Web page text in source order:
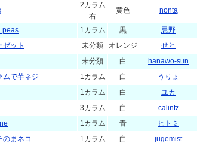
2カラム
右
黄色 nonta
peas 1カラム 黒 忌野
ゼット 未分類 オレンジ せと
未分類 白 hanawo-sun
ムで芋ネジ 1カラム 白 うりょ
1カラム 白 ユカ
3カラム 白 calintz
1カラム 青 ヒトミ
のまネコ 1カラム 白 jugemist